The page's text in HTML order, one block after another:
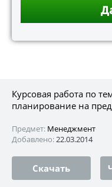
Курсовая работа по
планирование на
Предмет: Менеджмент
Добавлено:22.03.2014
Скачать